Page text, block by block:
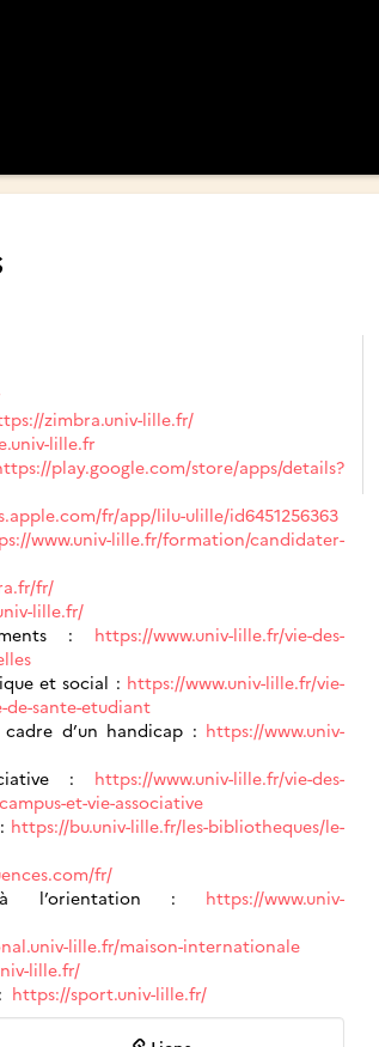
zimbra.univ-lille.fr/
lille.fr
play.google.com/store/apps/details?
fr/app/lilu-ulille/id6451256363
www.univ-lille.fr/formation/candidater-
fr/
lille.fr/
: https://www.univ-lille.fr/vie-des-
et social : https://www.univ-lille.fr/vie-
de-sante-etudiant
d’un handicap : https://www.univ-
: https://www.univ-lille.fr/vie-des-
et-vie-associative
https://bu.univ-lille.fr/les-bibliotheques/le-
fr/
à l’orientation : https://www.univ-
lille.fr/maison-internationale
lille.fr/
https://sport.univ-lille.fr/